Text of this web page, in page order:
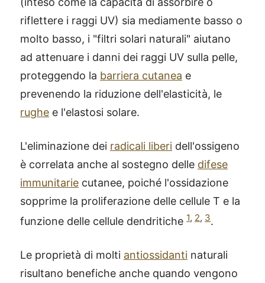
riflettere i raggi UV) sia mediamente basso o
molto basso, i "filtri solari naturali" aiutano
ad attenuare i danni dei raggi UV sulla pelle,
proteggendo la barriera cutanea e
prevenendo la riduzione dell'elasticità, le
rughe e l'elastosi solare.
L'eliminazione dei radicali liberi dell'ossigeno
è correlata anche al sostegno delle difese
immunitarie cutanee, poiché l'ossidazione
sopprime la proliferazione delle cellule T e la
funzione delle cellule dendritiche 1, 2, 3.
Le proprietà di molti antiossidanti naturali
risultano benefiche anche quando vengono